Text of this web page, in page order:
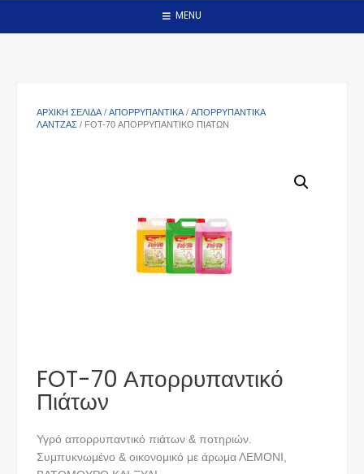
MENU
ΑΡΧΙΚΉ ΣΕΛΊΔΑ / ΑΠΟΡΡΥΠΑΝΤΙΚΑ / ΑΠΟΡΡΥΠΑΝΤΙΚΆ
ΛΆΝΤΖΑΣ / FOT-70 ΑΠΟΡΡΥΠΑΝΤΙΚΌ ΠΙΆΤΩΝ
FOT-70 Απορρυπαντικό
Πιάτων
Υγρό απορρυπαντικό πιάτων & ποτηριών.
Συμπυκνωμένο & οικονομικό με άρωμα ΛΕΜΟΝΙ,